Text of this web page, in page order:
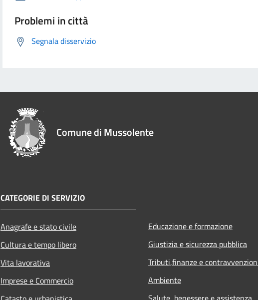
Problemi in città
Segnala disservizio
Comune di Mussolente
CATEGORIE DI SERVIZIO
Anagrafe e stato civile
Cultura e tempo libero
Vita lavorativa
Imprese e Commercio
Educazione e formazione
Giustizia e sicurezza pubblica
Tributi,finanze e
Ambiente